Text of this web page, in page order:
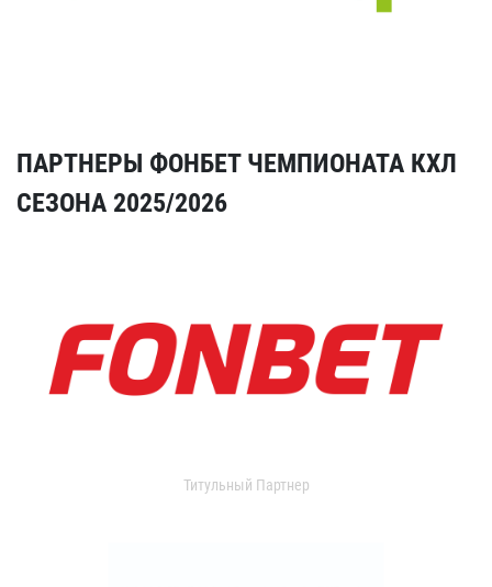
ПАРТНЕРЫ ФОНБЕТ ЧЕМПИОНАТА КХЛ
СЕЗОНА 2025/2026
Титульный Партнер